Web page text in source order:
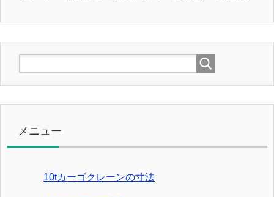
メニュー
10tカーゴクレーンの寸法